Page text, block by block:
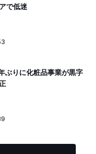
で低迷
ぶりに化粧品事業が黒字